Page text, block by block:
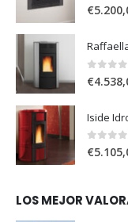
0out
€
0 out
€
Iside
0out
€
LOS MEJOR